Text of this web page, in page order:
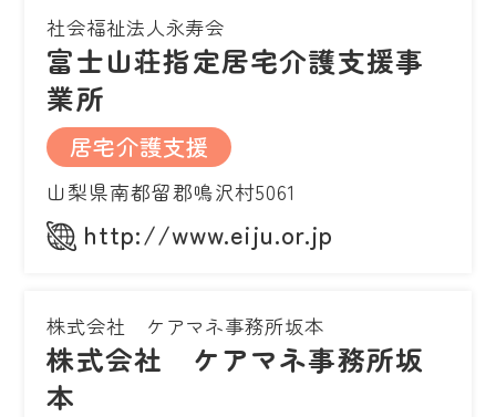
社会福祉法人永寿会
富士山荘指定居宅介護支援事
業所
居宅介護支援
山梨県南都留郡鳴沢村5061
http://www.eiju.or.jp
株式会社 ケアマネ事務所坂本
株式会社 ケアマネ事務所坂
本